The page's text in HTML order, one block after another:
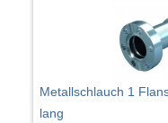
Metallschlauch 1
lang